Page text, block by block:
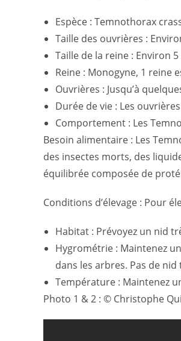
Espèce : Temnothorax
Taille des ouvrières :
Taille de la reine : Environ
Reine : Monogyne, 1 reine
Ouvrières : Jusqu’à
Durée de vie : Les
Comportement : Les
Besoin alimentaire : Les
des insectes morts, des
équilibrée composée de
Conditions d’élevage : Pour
Habitat : Prévoyez un nid
Hygrométrie : Maintenez
dans les arbres. Pas de
Température : Maintenez
Photo 1 & 2 : © Christophe